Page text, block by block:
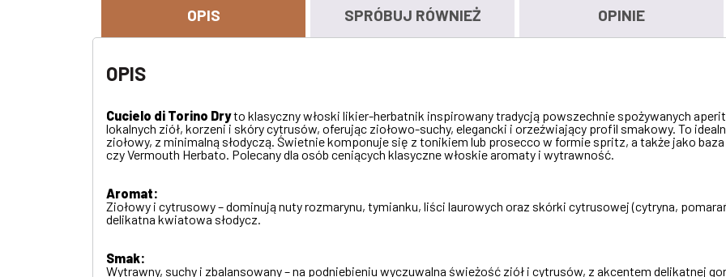
OPIS SPRÓBUJ RÓWNIEŻ OPINIE
OPIS
Cucielo di Torino Dryto klasyczny włoski likier-herbatnik inspirowany tradycją powszechnie spożywanych
lokalnych ziół, korzeni i skóry cytrusów, oferując ziołowo-suchy, elegancki i orzeźwiający profil smakowy. To
ziołowy, z minimalną słodyczą. Świetnie komponuje się z tonikiem lub prosecco w formie spritz, a także jako
czy Vermouth Herbato. Polecany dla osób ceniących klasyczne włoskie aromaty i wytrawność.
Aromat:
Ziołowy i cytrusowy – dominują nuty rozmarynu, tymianku, liści laurowych oraz skórki cytrusowej (cytryna,
delikatna kwiatowa słodycz.
Smak:
Wytrawny, suchy i zbalansowany – na podniebieniu wyczuwalna świeżość ziół i cytrusów, z akcentem delikatnej